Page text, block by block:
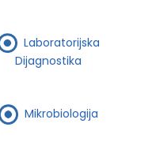
Laboratorijska
Dijagnostika
Mikrobiologija